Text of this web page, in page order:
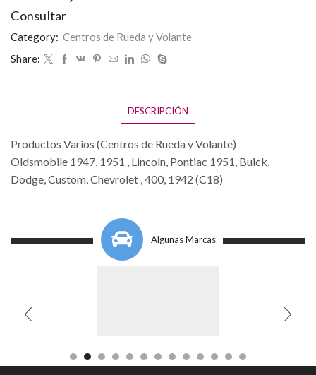
Consultar
Category: Centros de Rueda y Volante
Share:
DESCRIPCIÓN
Productos Varios (Centros de Rueda y Volante)
Oldsmobile 1947, 1951 , Lincoln, Pontiac 1951, Buick,
Dodge, Custom, Chevrolet , 400, 1942 (C18)
Algunas Marcas